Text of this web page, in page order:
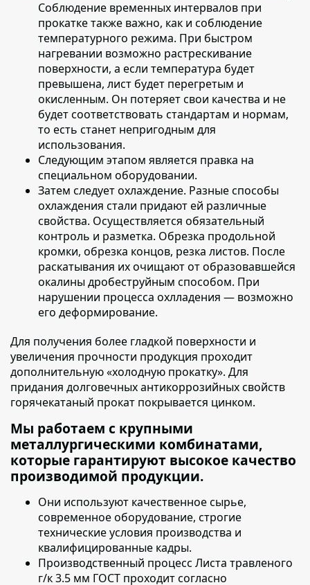
Соблюдение временных интервалов при
прокатке также важно, как и соблюдение
температурного режима. При быстром
нагревании возможно растрескивание
поверхности, а если температура будет
превышена, лист будет перегретым и
окисленным. Он потеряет свои качества и не
будет соответствовать стандартам и нормам,
то есть станет непригодным для
использования.
Следующим этапом является правка на
специальном оборудовании.
Затем следует охлаждение. Разные способы
охлаждения стали придают ей различные
свойства. Осуществляется обязательный
контроль и разметка. Обрезка продольной
кромки, обрезка концов, резка листов. После
раскатывания их очищают от образовавшейся
окалины дробеструйным способом. При
нарушении процесса охлладения — возможно
его деформирование.
Для получения более гладкой поверхности и
увеличения прочности продукция проходит
дополнительную «холодную прокатку». Для
придания долговечных антикоррозийных свойств
горячекатаный прокат покрывается цинком.
Мы работаем с крупными
металлургическими комбинатами,
которые гарантируют высокое качество
производимой продукции.
Они используют качественное сырье,
современное оборудование, строгие
технические условия производства и
квалифицированные кадры.
Производственный процесс Листа травленого
г/к 3.5 мм ГОСТ проходит согласно